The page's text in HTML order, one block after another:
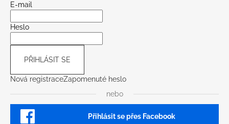
E-mail
Heslo
PŘIHLÁSIT SE
Nová registraceZapomenuté heslo
nebo
Přihlásit se přes Facebook